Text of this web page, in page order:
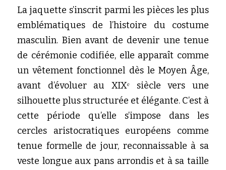
La jaquette s’inscrit parmi les pièces les plus
emblématiques de l’histoire du costume
masculin. Bien avant de devenir une tenue
de cérémonie codifiée, elle apparaît comme
un vêtement fonctionnel dès le Moyen Âge,
avant d’évoluer au XIXᵉ siècle vers une
silhouette plus structurée et élégante. C’est à
cette période qu’elle s’impose dans les
cercles aristocratiques européens comme
tenue formelle de jour, reconnaissable à sa
veste longue aux pans arrondis et à sa taille